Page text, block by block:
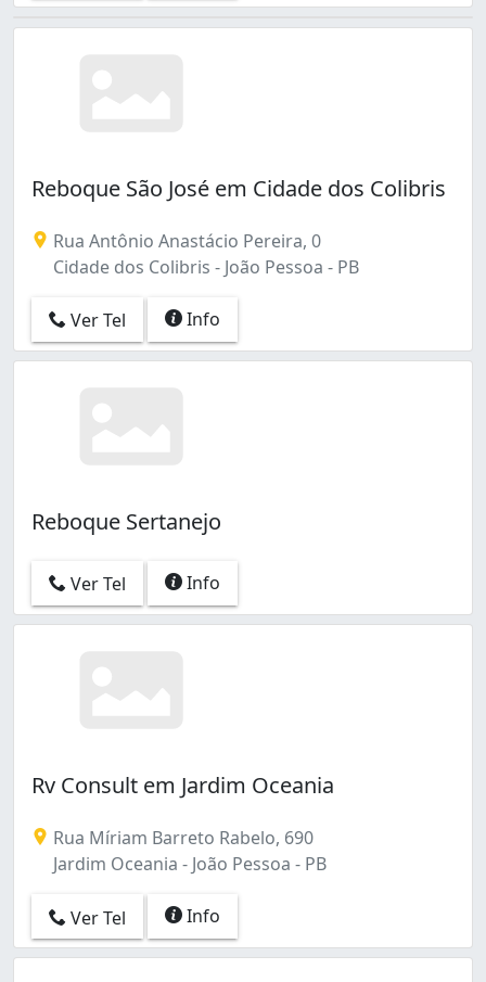
Reboque São José em Cidade dos Colibris
Rua Antônio Anastácio Pereira, 0
Cidade dos Colibris - João Pessoa - PB
Ver Tel Info
Reboque Sertanejo
Ver Tel Info
Rv Consult em Jardim Oceania
Rua Míriam Barreto Rabelo, 690
Jardim Oceania - João Pessoa - PB
Ver Tel Info